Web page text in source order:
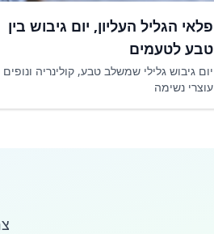
פלאי הגליל העליון, יום גיבוש בין
טבע לטעמים
יום גיבוש גלילי שמשלב טבע, קולינריה ונופים
עוצרי נשימה